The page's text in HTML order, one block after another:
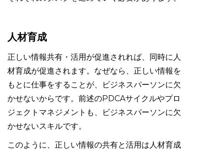
人材育成
正しい情報共有・活用が促進されれば、同時に人
材育成が促進されます。なぜなら、正しい情報を
もとに仕事をすることが、ビジネスパーソンに欠
かせないからです。前述のPDCAサイクルやプロ
ジェクトマネジメントも、ビジネスパーソンに欠
かせないスキルです。
このように、正しい情報の共有と活用は人材育成